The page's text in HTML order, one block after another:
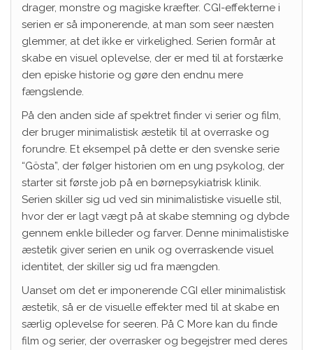
drager, monstre og magiske kræfter. CGI-effekterne i
serien er så imponerende, at man som seer næsten
glemmer, at det ikke er virkelighed. Serien formår at
skabe en visuel oplevelse, der er med til at forstærke
den episke historie og gøre den endnu mere
fængslende.
På den anden side af spektret finder vi serier og film,
der bruger minimalistisk æstetik til at overraske og
forundre. Et eksempel på dette er den svenske serie
“Gösta”, der følger historien om en ung psykolog, der
starter sit første job på en børnepsykiatrisk klinik.
Serien skiller sig ud ved sin minimalistiske visuelle stil,
hvor der er lagt vægt på at skabe stemning og dybde
gennem enkle billeder og farver. Denne minimalistiske
æstetik giver serien en unik og overraskende visuel
identitet, der skiller sig ud fra mængden.
Uanset om det er imponerende CGI eller minimalistisk
æstetik, så er de visuelle effekter med til at skabe en
særlig oplevelse for seeren. På C More kan du finde
film og serier, der overrasker og begejstrer med deres